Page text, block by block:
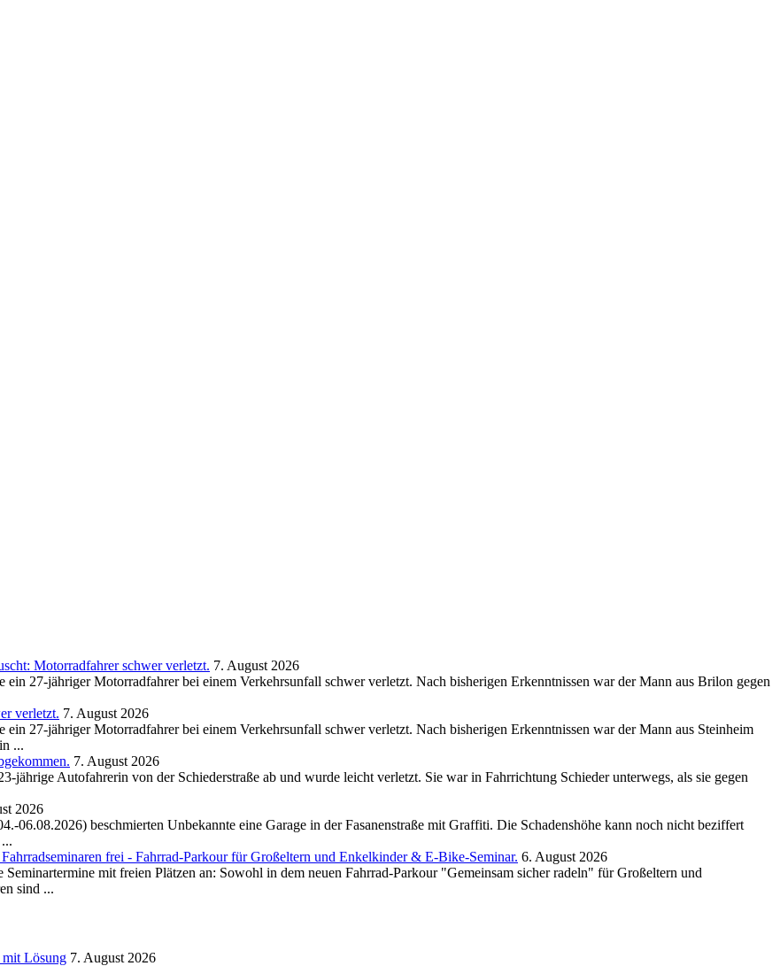
Motorradfahrer schwer verletzt. 7. August 2026
27-jähriger Motorradfahrer bei einem Verkehrsunfall schwer verletzt. Nach bisherigen Erkenntnissen war der Mann aus Brilon gegen
verletzt. 7. August 2026
27-jähriger Motorradfahrer bei einem Verkehrsunfall schwer verletzt. Nach bisherigen Erkenntnissen war der Mann aus Steinheim
...
7. August 2026
jährige Autofahrerin von der Schiederstraße ab und wurde leicht verletzt. Sie war in Fahrrichtung Schieder unterwegs, als sie gegen
2026
06.08.2026) beschmierten Unbekannte eine Garage in der Fasanenstraße mit Graffiti. Die Schadenshöhe kann noch nicht beziffert
frei - Fahrrad-Parkour für Großeltern und Enkelkinder & E-Bike-Seminar. 6. August 2026
mit freien Plätzen an: Sowohl in dem neuen Fahrrad-Parkour "Gemeinsam sicher radeln" für Großeltern und
sind ...
mit Lösung 7. August 2026